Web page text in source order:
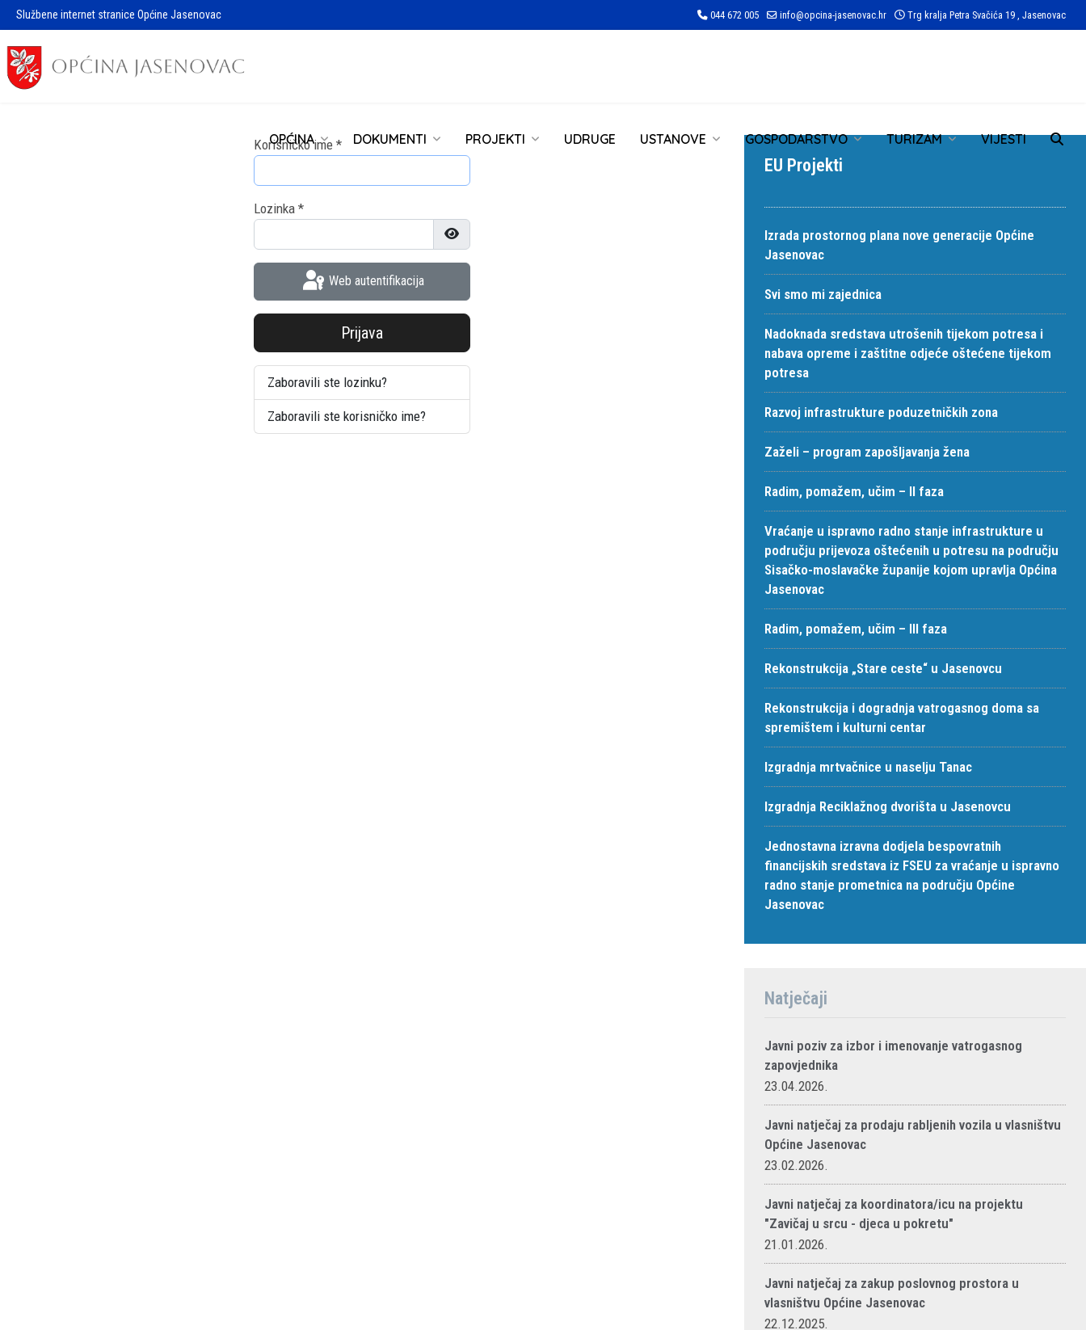
Službene internet stranice Općine Jasenovac 044 672 005 info@opcina-jasenovac.hr Trg kralja Petra Svačića 19 , Jasenovac
OPĆINA DOKUMENTI PROJEKTI UDRUGE USTANOVE GOSPODARSTVO TURIZAM VIJESTI
Korisničko ime*
Lozinka*
Prikaži lozinku
Web autentifikacija
Prijava
Zaboravili ste lozinku?
Zaboravili ste korisničko ime?
EU Projekti
Izrada prostornog plana nove generacije Općine
Jasenovac
Svi smo mi zajednica
Nadoknada sredstava utrošenih tijekom potresa i
nabava opreme i zaštitne odjeće oštećene tijekom
potresa
Razvoj infrastrukture poduzetničkih zona
Zaželi – program zapošljavanja žena
Radim, pomažem, učim – II faza
Vraćanje u ispravno radno stanje infrastrukture u
području prijevoza oštećenih u potresu na području
Sisačko-moslavačke županije kojom upravlja Općina
Jasenovac
Radim, pomažem, učim – III faza
Rekonstrukcija „Stare ceste“ u Jasenovcu
Rekonstrukcija i dogradnja vatrogasnog doma sa
spremištem i kulturni centar
Izgradnja mrtvačnice u naselju Tanac
Izgradnja Reciklažnog dvorišta u Jasenovcu
Jednostavna izravna dodjela bespovratnih
financijskih sredstava iz FSEU za vraćanje u ispravno
radno stanje prometnica na području Općine
Jasenovac
Natječaji
Javni poziv za izbor i imenovanje vatrogasnog
zapovjednika
23.04.2026.
Javni natječaj za prodaju rabljenih vozila u vlasništvu
Općine Jasenovac
23.02.2026.
Javni natječaj za koordinatora/icu na projektu
"Zavičaj u srcu - djeca u pokretu"
21.01.2026.
Javni natječaj za zakup poslovnog prostora u
vlasništvu Općine Jasenovac
22.12.2025.